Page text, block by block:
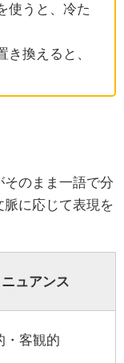
使うと、冷た
換えると、
のまま一語で分
に応じて表現を
ニュアンス
・客観的